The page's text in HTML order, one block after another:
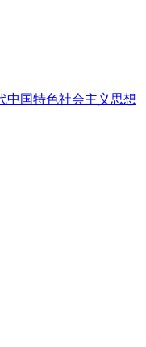
中国特色社会主义思想